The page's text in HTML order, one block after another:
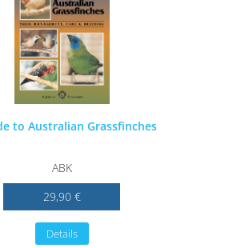
to Australian Grassfinches
ABK
29,90 €
Details